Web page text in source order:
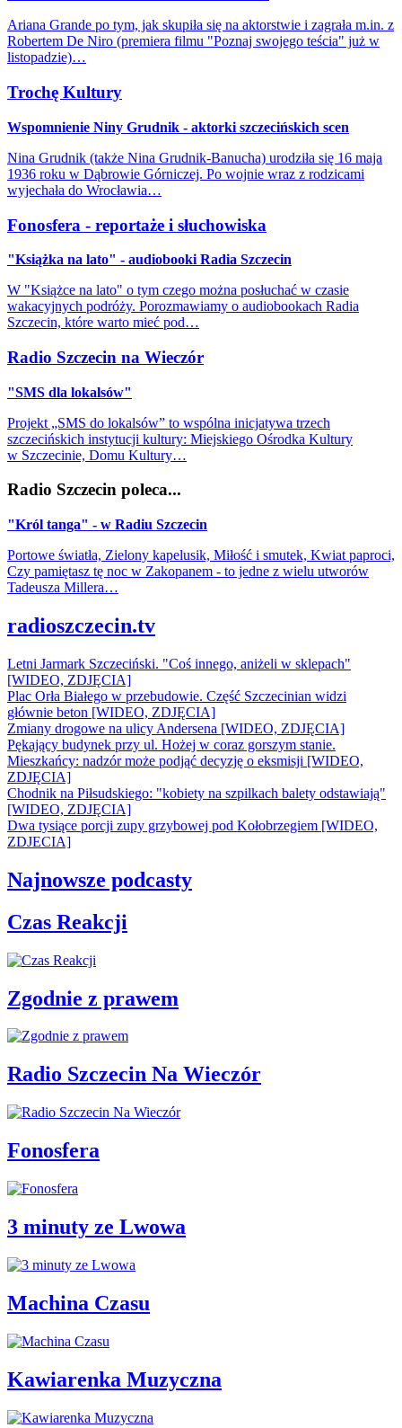
Ariana Grande po tym, jak skupiła się na aktorstwie i zagrała m.in. z
Robertem De Niro (premiera filmu "Poznaj swojego teścia" już w
listopadzie)…
Trochę Kultury
Wspomnienie Niny Grudnik - aktorki szczecińskich scen
Nina Grudnik (także Nina Grudnik-Banucha) urodziła się 16 maja
1936 roku w Dąbrowie Górniczej. Po wojnie wraz z rodzicami
wyjechała do Wrocławia…
Fonosfera - reportaże i słuchowiska
"Książka na lato" - audiobooki Radia Szczecin
W "Książce na lato" o tym czego można posłuchać w czasie
wakacyjnych podróży. Porozmawiamy o audiobookach Radia
Szczecin, które warto mieć pod…
Radio Szczecin na Wieczór
"SMS dla lokalsów"
Projekt „SMS do lokalsów” to wspólna inicjatywa trzech
szczecińskich instytucji kultury: Miejskiego Ośrodka Kultury
w Szczecinie, Domu Kultury…
Radio Szczecin poleca...
"Król tanga" - w Radiu Szczecin
Portowe światła, Zielony kapelusik, Miłość i smutek, Kwiat paproci,
Czy pamiętasz tę noc w Zakopanem - to jedne z wielu utworów
Tadeusza Millera…
radioszczecin.tv
Letni Jarmark Szczeciński. "Coś innego, aniżeli w sklepach"
[WIDEO, ZDJĘCIA]
Plac Orła Białego w przebudowie. Część Szczecinian widzi
głównie beton [WIDEO, ZDJĘCIA]
Zmiany drogowe na ulicy Andersena [WIDEO, ZDJĘCIA]
Pękający budynek przy ul. Hożej w coraz gorszym stanie.
Mieszkańcy: nadzór może podjąć decyzję o eksmisji [WIDEO,
ZDJĘCIA]
Chodnik na Piłsudskiego: "kobiety na szpilkach balety odstawiają"
[WIDEO, ZDJĘCIA]
Dwa tysiące porcji zupy grzybowej pod Kołobrzegiem [WIDEO,
ZDJECIA]
Najnowsze podcasty
Czas Reakcji
Zgodnie z prawem
Radio Szczecin Na Wieczór
Fonosfera
3 minuty ze Lwowa
Machina Czasu
Kawiarenka Muzyczna